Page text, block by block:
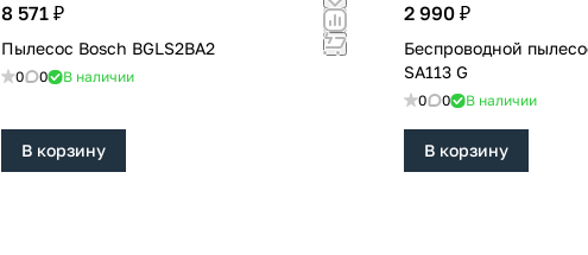
8 571 ₽
Пылесос Bosch BGLS2BA2
0 0 В наличии
В корзину
2 990 ₽
Беспроводной
SA113 G
0 0 В наличии
В корзину